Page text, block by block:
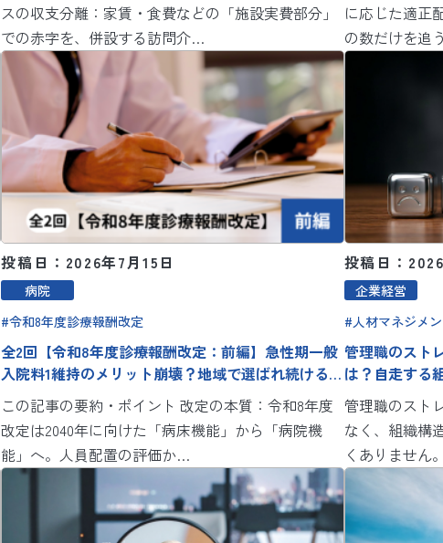
スの収支分離：家賃・食費などの「施設実費部分」
での赤字を、併設する訪問介…
に応じた適正
の数だけを追
投稿日：2026年7月15日
病院
令和8年度診療報酬改定
全2回【令和8年度診療報酬改定：前編】急性期一般
入院料1維持のメリット崩壊？地域で選ばれ続ける病
院経営のための3つの視点
この記事の要約・ポイント 改定の本質：令和8年度
改定は2040年に向けた「病床機能」から「病院機
能」へ。人員配置の評価か…
投稿日：
企業経営
人材マネジメ
管理職のスト
は？自走する
管理職のスト
なく、組織構
くありません